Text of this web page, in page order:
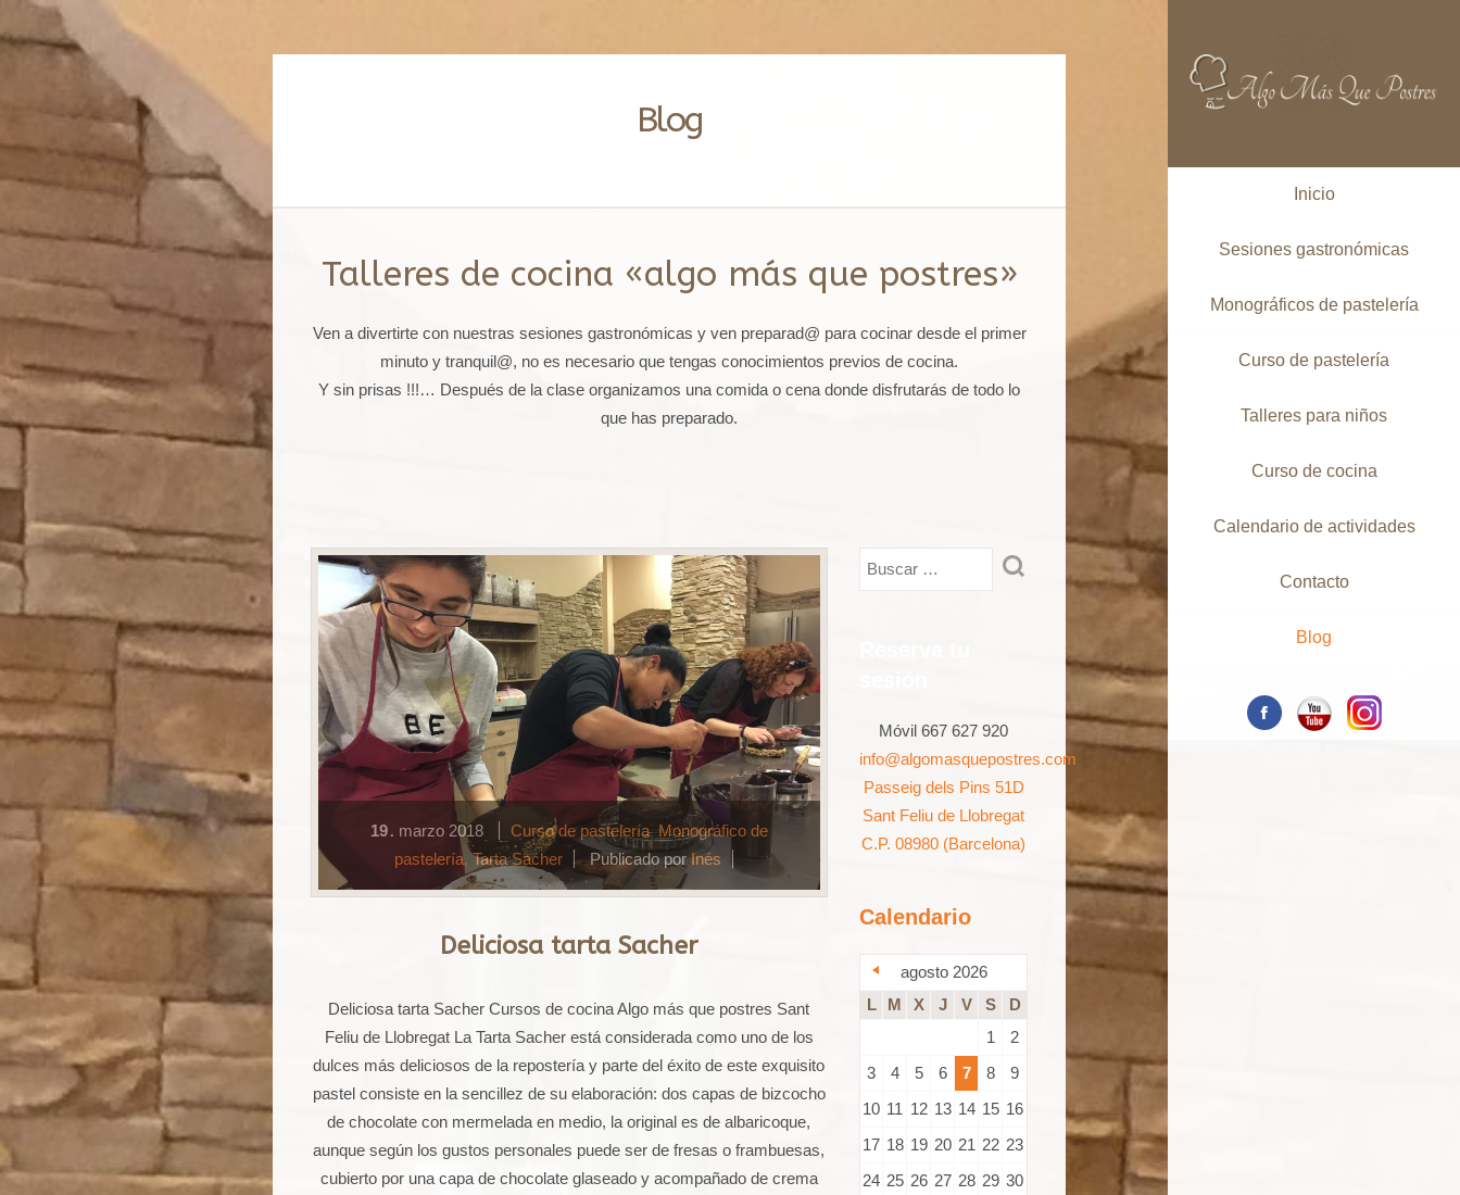
Inicio
Sesiones gastronómicas
Monográficos de pastelería
Curso de pastelería
Talleres para niños
Curso de cocina
Calendario de actividades
Contacto
Blog
Blog
Talleres de cocina «algo más que postres»
Ven a divertirte con nuestras sesiones gastronómicas y ven preparad@ para cocinar desde el primer
minuto y tranquil@, no es necesario que tengas conocimientos previos de cocina.
Y sin prisas !!!… Después de la clase organizamos una comida o cena donde disfrutarás de todo lo
que has preparado.
Deliciosa tarta Sacher
19 . marzo 2018 Curso de pastelería,Monográfico de
pastelería,Tarta Sacher Publicado porInés
Deliciosa tarta Sacher Cursos de cocina Algo más que postres Sant
Feliu de Llobregat La Tarta Sacher está considerada como uno de los
dulces más deliciosos de la repostería y parte del éxito de este exquisito
pastel consiste en la sencillez de su elaboración: dos capas de bizcocho
de chocolate con mermelada en medio, la original es de albaricoque,
aunque según los gustos personales puede ser de fresas o frambuesas,
cubierto por una capa de chocolate glaseado y acompañado de crema
Móvil 667 627 920
info@algomasquepostres.com
Passeig dels Pins 51D
Sant Feliu de Llobregat
C.P. 08980 (Barcelona)
Calendario
agosto 2026
L
M X J V S
D
1
2
3
4 5 6 7 8
9
10 11 12 13 14 15 16
17 18 19 20 21 22 23
24 25 26 27 28 29 30